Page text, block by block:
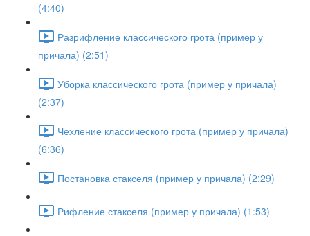
(4:40)
Разрифление классического грота (пример у
причала) (2:51)
Уборка классического грота (пример у причала)
(2:37)
Чехление классического грота (пример у причала)
(6:36)
Постановка стакселя (пример у причала) (2:29)
Рифление стакселя (пример у причала) (1:53)